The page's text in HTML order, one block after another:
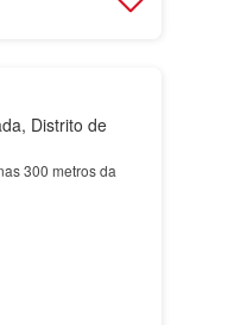
Distrito de
300 metros da